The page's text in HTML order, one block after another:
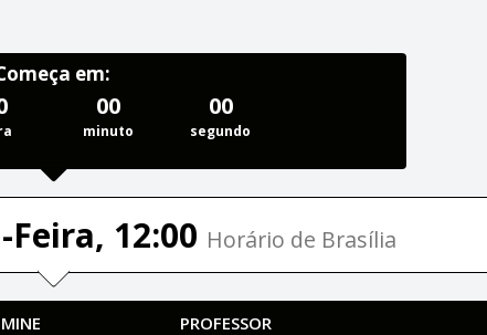
em:
00
minuto
00
segundo
12:00 Horário de Brasília
PROFESSOR